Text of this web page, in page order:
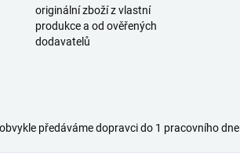
originální zboží z vlastní
produkce a od ověřených
dodavatelů
předáváme dopravci do 1 pracovního dne